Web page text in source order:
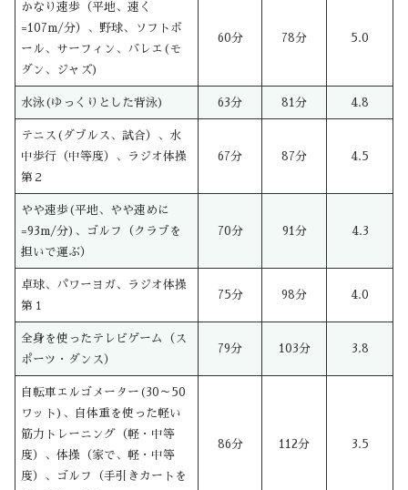
かなり速歩（平地、速く
=107m/分）、野球、ソフトボ
ール、サーフィン、バレエ(モ
ダン、ジャズ)
60分 78分 5.0
水泳(ゆっくりとした背泳) 63分 81分 4.8
テニス(ダブルス、試合）、水
中歩行（中等度）、ラジオ体操
第２
67分 87分 4.5
やや速歩(平地、やや速めに
=93m/分)、ゴルフ（クラブを
担いで運ぶ）
70分 91分 4.3
卓球、パワーヨガ、ラジオ体操
第１
75分 98分 4.0
全身を使ったテレビゲーム（ス
ポーツ・ダンス）
79分 103分 3.8
自転車エルゴメーター(30～50
ワット)、自体重を使った軽い
筋力トレーニング（軽・中等
度）、体操（家で、軽・中等
度）、ゴルフ（手引きカートを
86分 112分 3.5